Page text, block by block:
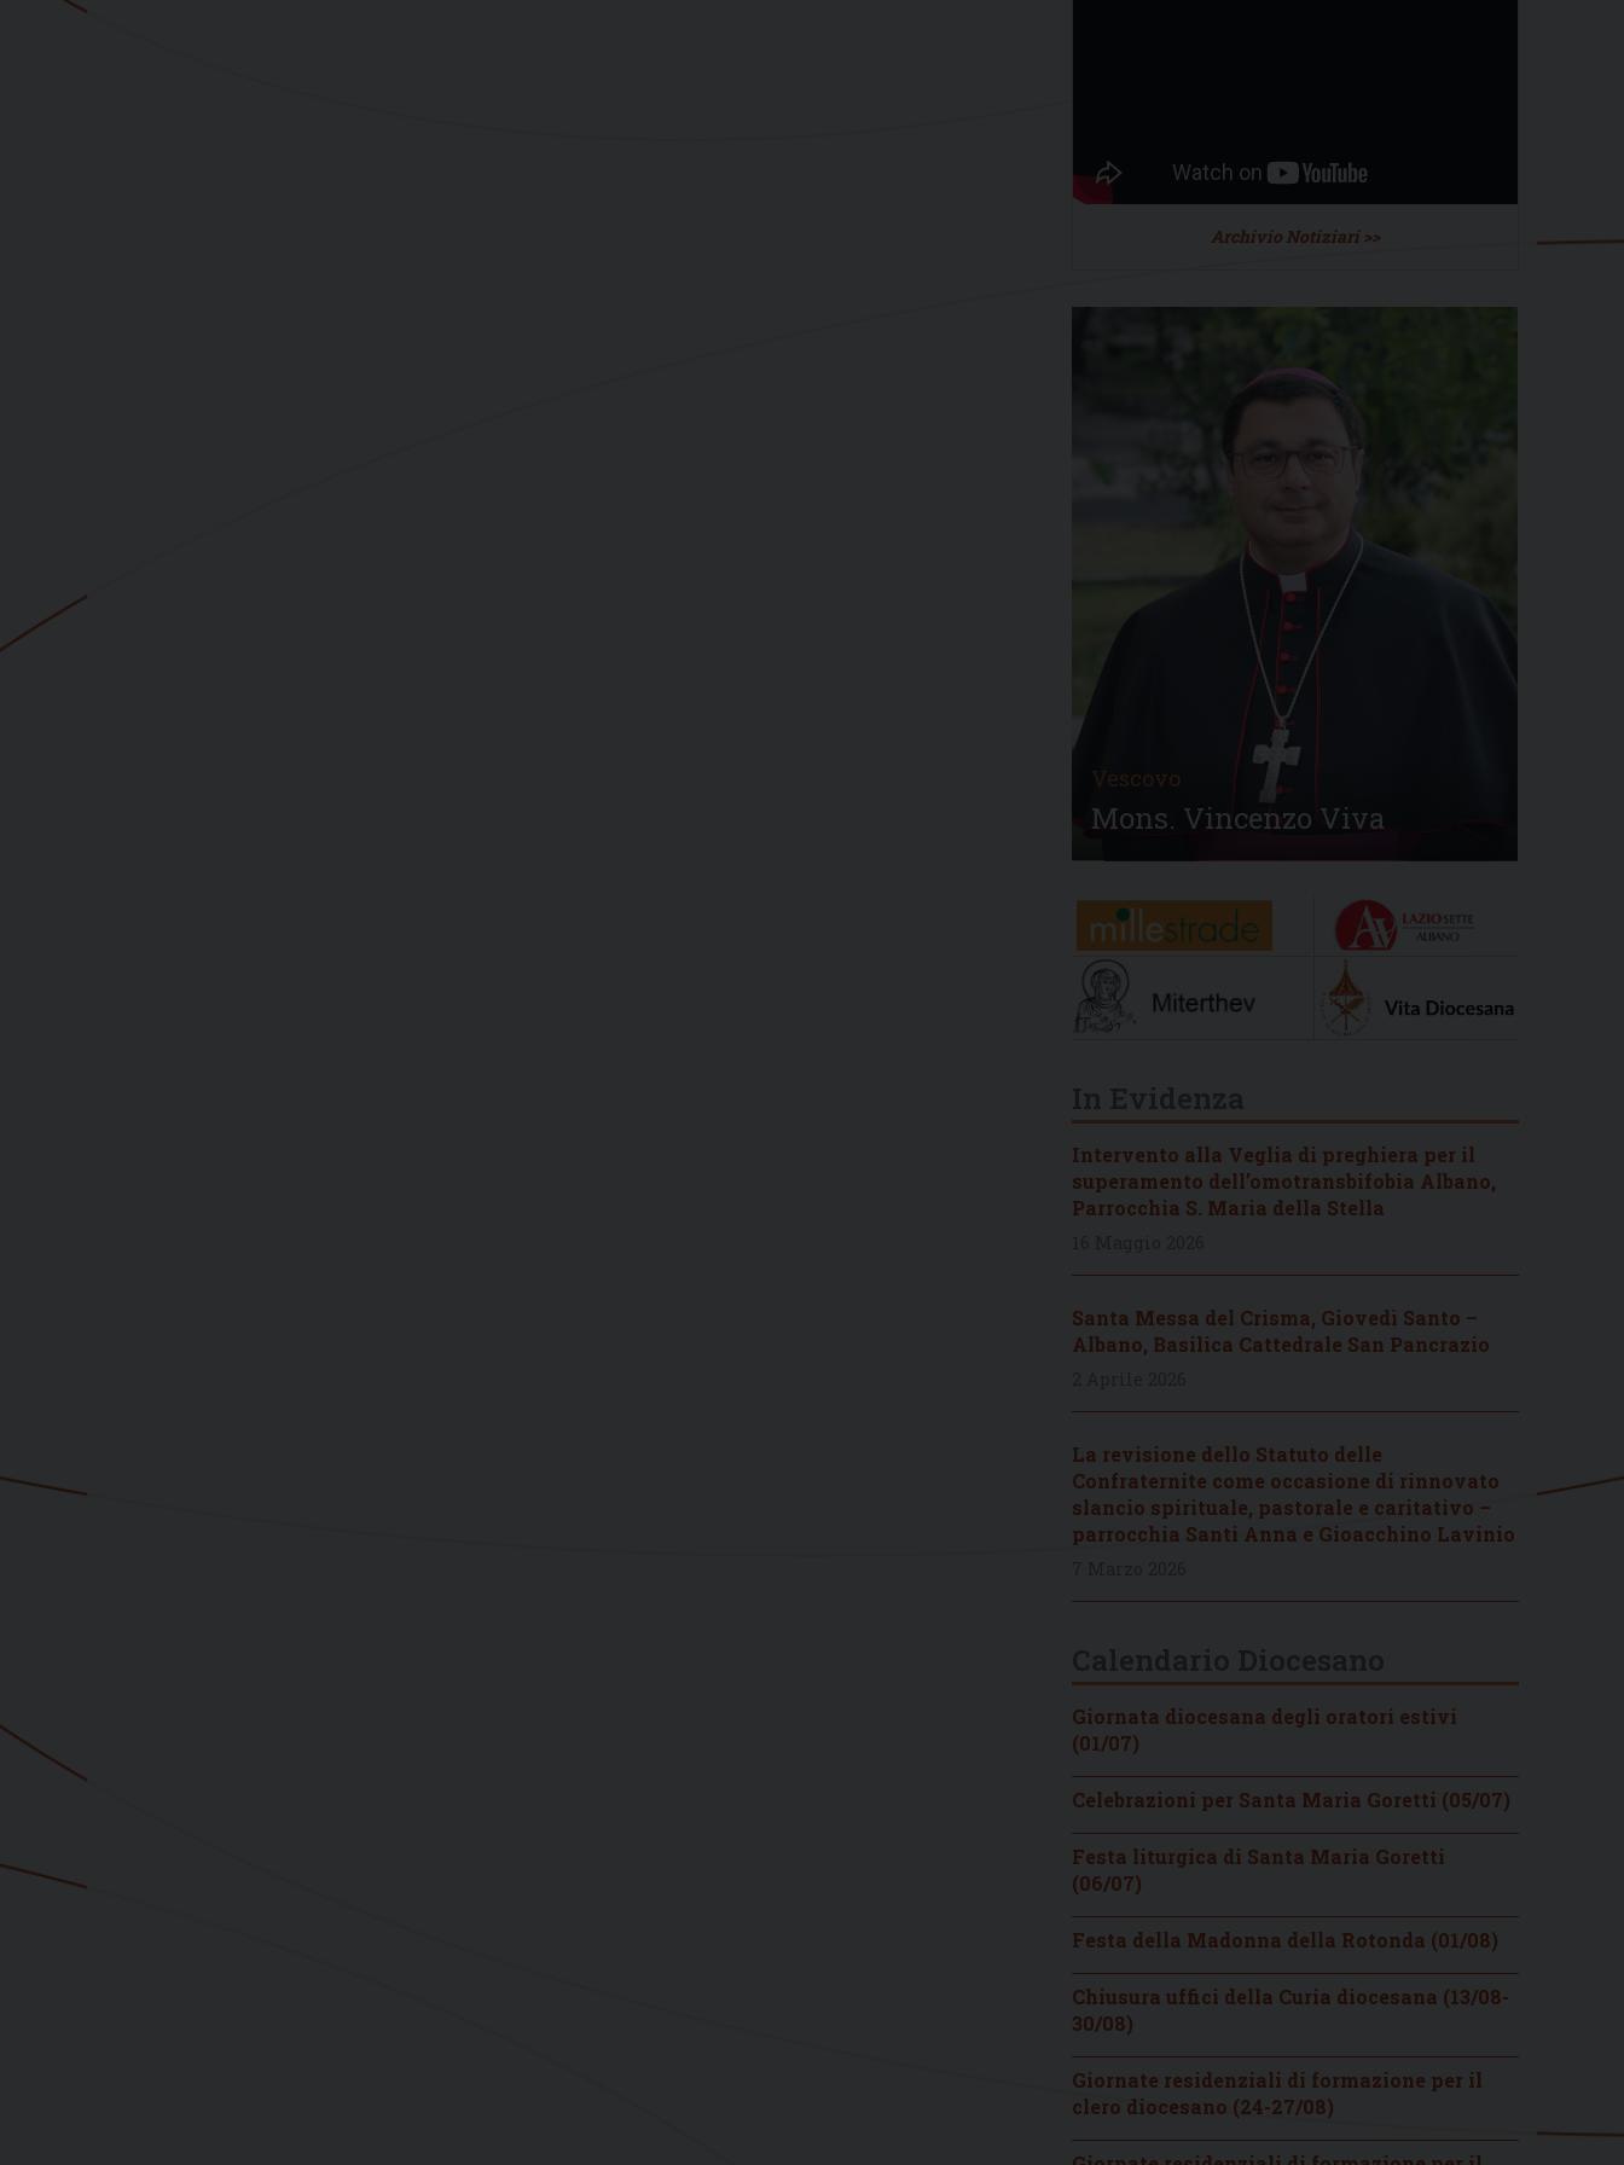
Archivio Notiziari >>
Vescovo
Mons. Vincenzo Viva
Intervento alla Veglia di preghiera per il
superamento dell’omotransbifobia Albano,
Parrocchia S. Maria della Stella
Santa Messa del Crisma, Giovedì Santo –
Albano, Basilica Cattedrale San Pancrazio
La revisione dello Statuto delle
Confraternite come occasione di rinnovato
slancio spirituale, pastorale e caritativo –
parrocchia Santi Anna e Gioacchino Lavinio
Giornata diocesana degli oratori estivi
(01/07)
Celebrazioni per Santa Maria Goretti (05/07)
Festa liturgica di Santa Maria Goretti
(06/07)
Festa della Madonna della Rotonda (01/08)
Chiusura uffici della Curia diocesana (13/08-
30/08)
Giornate residenziali di formazione per il
clero diocesano (24-27/08)